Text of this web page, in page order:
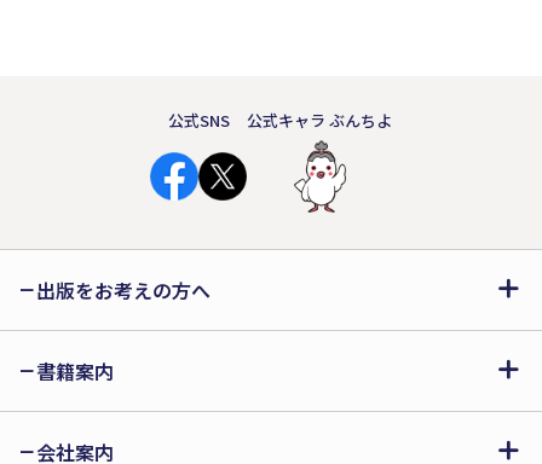
公式SNS 公式キャラ ぶんちよ
出版をお考えの方へ
書籍案内
会社案内